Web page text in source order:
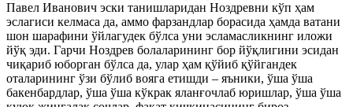
Павел Иванович эски танишларидан Ноздревни кўп ҳам
эслагиси келмаса да, аммо фарзандлар борасида ҳамда ватани
шон шарафини ўйлагудек бўлса уни эсламасликнинг иложи
йўқ эди. Гарчи Ноздрев болаларининг бор йўқлигини эсидан
чиқариб юборган бўлса да, улар ҳам қўйиб қўйгандек
оталарининг ўзи бўлиб вояга етишди – яъники, ўша ўша
бакенбардлар, ўша ўша кўкрак яланғочлаб юришлар, ўша ўша